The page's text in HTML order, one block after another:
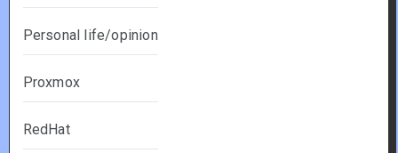
Personal life/opinion
Proxmox
RedHat